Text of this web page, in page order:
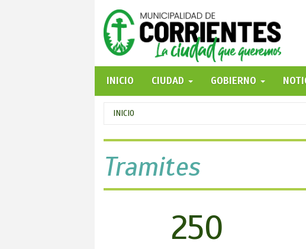
INICIO
CIUDAD GOBIERNO
Se
encuentra
usted
aquí
INICIO
Tramites
250